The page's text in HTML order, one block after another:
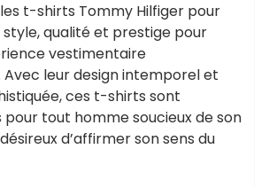
t-shirts Tommy Hilfiger pour
qualité et prestige pour
vestimentaire
leur design intemporel et
ces t-shirts sont
pour tout homme soucieux de son
d’affirmer son sens du